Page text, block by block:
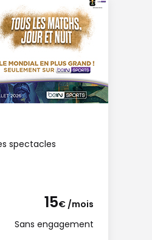
spectacles
15€ /mois
Sans engagement